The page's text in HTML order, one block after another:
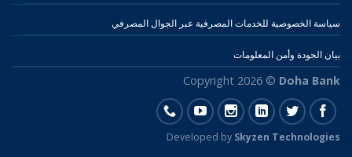
سياسة الخصوصية للخدمات المصرفية عبر الجوال المصرفي
بيان الجودة وأمن المعلومات
Copyright 2026 © Doha Bank
Developed by Skyzen Technologies